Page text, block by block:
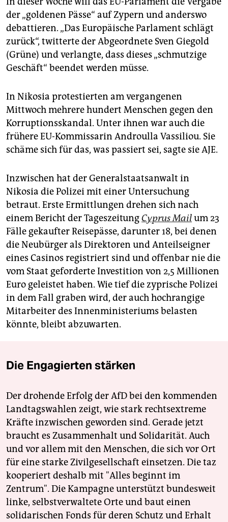
der „goldenen Pässe“ auf Zypern und anderswo
debattieren. „Das Europäische Parlament schlägt
zurück“, twitterte der Abgeordnete Sven Giegold
(Grüne) und verlangte, dass dieses „schmutzige
Geschäft“ beendet werden müsse.
In Nikosia protestierten am vergangenen
Mittwoch mehrere hundert Menschen gegen den
Korruptionsskandal. Unter ihnen war auch die
frühere EU-Kommissarin Androulla Vassiliou. Sie
schäme sich für das, was passiert sei, sagte sie AJE.
Inzwischen hat der Generalstaatsanwalt in
Nikosia die Polizei mit einer Untersuchung
betraut. Erste Ermittlungen drehen sich nach
einem Bericht der TageszeitungCyprus Mailum 23
Fälle gekaufter Reisepässe, darunter 18, bei denen
die Neubürger als Direktoren und Anteilseigner
eines Casinos registriert sind und offenbar nie die
vom Staat geforderte Investition von 2,5 Millionen
Euro geleistet haben. Wie tief die zyprische Polizei
in dem Fall graben wird, der auch hochrangige
Mitarbeiter des Innenministeriums belasten
könnte, bleibt abzuwarten.
Die Engagierten stärken
Der drohende Erfolg der AfD bei den kommenden
Landtagswahlen zeigt, wie stark rechtsextreme
Kräfte inzwischen geworden sind. Gerade jetzt
braucht es Zusammenhalt und Solidarität. Auch
und vor allem mit den Menschen, die sich vor Ort
für eine starke Zivilgesellschaft einsetzen. Die taz
kooperiert deshalb mit "Alles beginnt im
Zentrum". Die Kampagne unterstützt bundesweit
linke, selbstverwaltete Orte und baut einen
solidarischen Fonds für deren Schutz und Erhalt